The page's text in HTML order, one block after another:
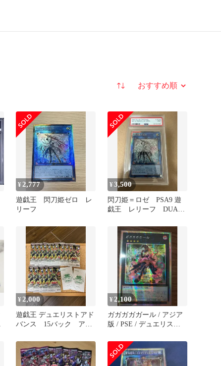
並び替え
¥ 2,777
遊戯王 閃刀姫ゼロ レ
リーフ
¥3,500
閃刀姫＝ロゼ PSA9 遊
戯王 レリーフ DUAD-
¥ 2,000
遊戯王 デュエリストアド
バンス 15バック アシ
¥ 2,100
ガガガガガール / アジア
版 / PSE / デュエリス
[DUELIST ADVANCE] /
DUAD-JP043 / 状態：A- /
ID:88917691